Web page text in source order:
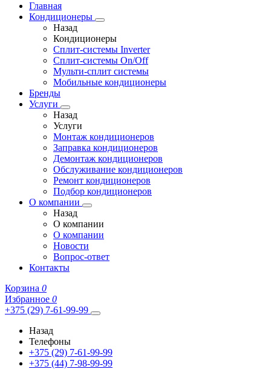
Главная
Кондиционеры
Назад
Кондиционеры
Сплит-системы Inverter
Сплит-системы On/Off
Мульти-сплит системы
Мобильные кондиционеры
Бренды
Услуги
Назад
Услуги
Монтаж кондиционеров
Заправка кондиционеров
Демонтаж кондиционеров
Обслуживание кондиционеров
Ремонт кондиционеров
Подбор кондиционеров
О компании
Назад
О компании
О компании
Новости
Вопрос-ответ
Контакты
Корзина 0
Избранное 0
+375 (29) 7-61-99-99
Назад
Телефоны
+375 (29) 7-61-99-99
+375 (44) 7-98-99-99